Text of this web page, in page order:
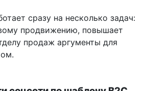
сразу на несколько задач:
продвижению, повышает
продаж аргументы для